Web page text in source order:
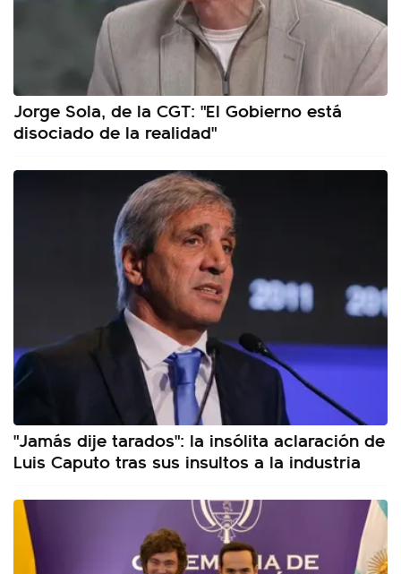
Jorge Sola, de la CGT: "El Gobierno está
disociado de la realidad"
"Jamás dije tarados": la insólita aclaración de
Luis Caputo tras sus insultos a la industria